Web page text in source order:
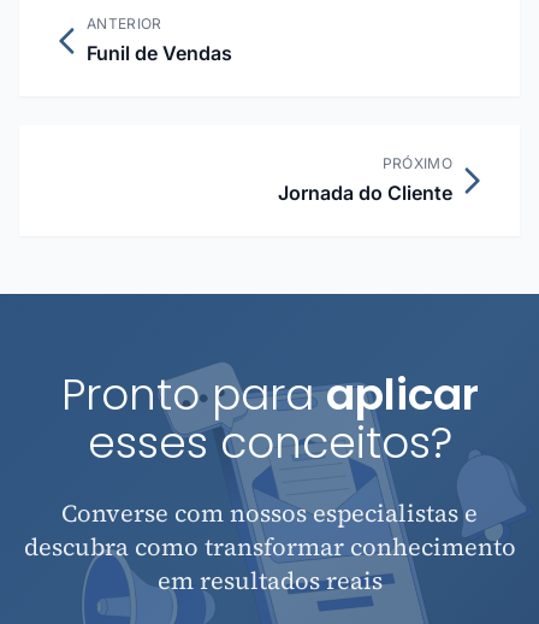
ANTERIOR
Funil de Vendas
PRÓXIMO
Jornada do Cliente
Pronto paraaplicar
esses conceitos?
Converse com nossos especialistas e
descubra como transformar conhecimento
em resultados reais